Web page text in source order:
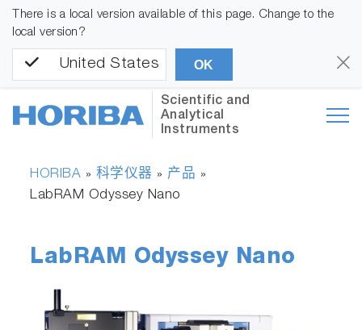
There is a local version available of this page. Change to the
local version?
United States OK
Scientific and
Analytical
Instruments
HORIBA » 科学仪器 »产品 »
LabRAM Odyssey Nano
LabRAM Odyssey Nano